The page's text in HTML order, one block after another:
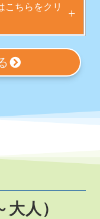
こちらをクリ
人）